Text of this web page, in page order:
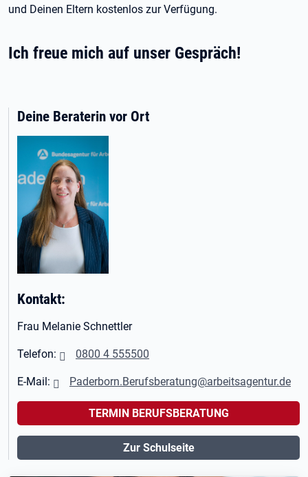
und Deinen Eltern kostenlos zur Verfügung.
Ich freue mich auf unser Gespräch!
Deine Beraterin vor Ort
Kontakt:
Frau Melanie Schnettler
Telefon: 0800 4 555500
E-Mail: Paderborn.Berufsberatung@arbeitsagentur.de
TERMIN BERUFSBERATUNG
Zur Schulseite